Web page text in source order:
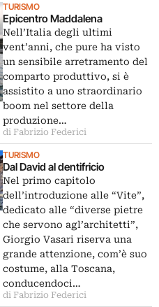
TURISMO
Epicentro Maddalena
Nell’Italia degli ultimi
vent’anni, che pure ha visto
un sensibile arretramento del
comparto produttivo, si è
assistito a uno straordinario
boom nel settore della
produzione…
di Fabrizio Federici
TURISMO
Dal David al dentifricio
Nel primo capitolo
dell’introduzione alle “Vite”,
dedicato alle “diverse pietre
che servono agl’architetti”,
Giorgio Vasari riserva una
grande attenzione, com’è suo
costume, alla Toscana,
conducendoci…
di Fabrizio Federici